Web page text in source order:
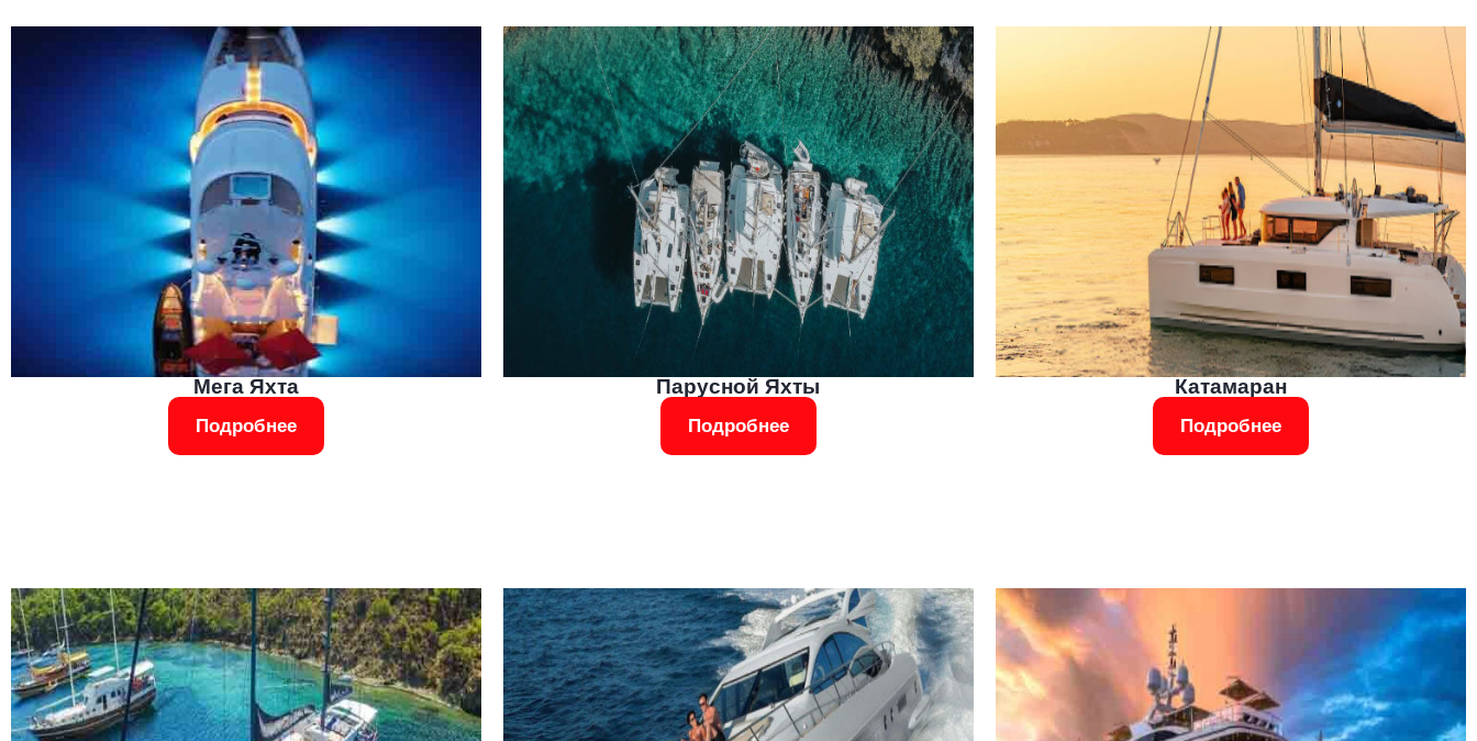
Мега Яхта
Подробнее
Парусной Яхты
Подробнее
Катамаран
Подробнее